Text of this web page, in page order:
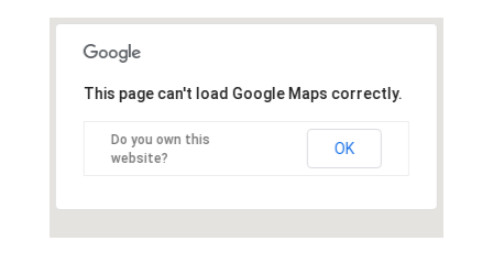
This page can't load Google Maps correctly.
Do you own this
website?
OK